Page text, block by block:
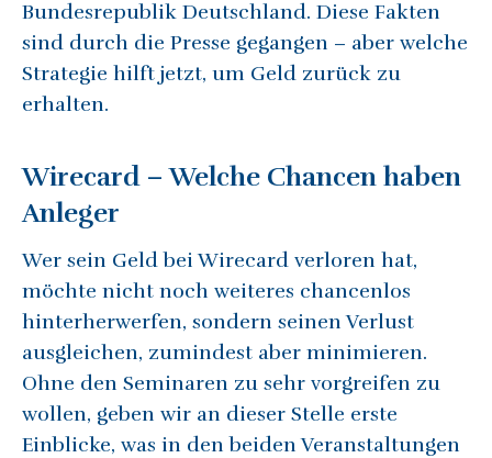
Bundesrepublik Deutschland. Diese Fakten
sind durch die Presse gegangen – aber welche
Strategie hilft jetzt, um Geld zurück zu
erhalten.
Wirecard – Welche Chancen haben
Anleger
Wer sein Geld bei Wirecard verloren hat,
möchte nicht noch weiteres chancenlos
hinterherwerfen, sondern seinen Verlust
ausgleichen, zumindest aber minimieren.
Ohne den Seminaren zu sehr vorgreifen zu
wollen, geben wir an dieser Stelle erste
Einblicke, was in den beiden Veranstaltungen